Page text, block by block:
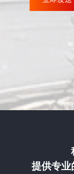
提供专业